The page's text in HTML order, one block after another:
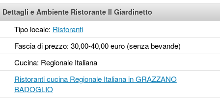
Dettagli e Ambiente Ristorante Il Giardinetto
Tipo locale: Ristoranti
Fascia di prezzo: 30,00-40,00 euro (senza bevande)
Cucina: Regionale Italiana
Ristoranti cucina Regionale Italiana in GRAZZANO
BADOGLIO